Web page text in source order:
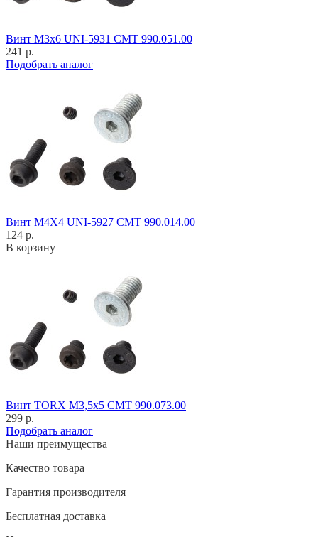
Винт M3x6 UNI-5931 CMT 990.051.00
241 р.
Подобрать аналог
Винт M4X4 UNI-5927 CMT 990.014.00
124 р.
В корзину
Винт TORX M3,5x5 CMT 990.073.00
299 р.
Подобрать аналог
Наши преимущества
Качество товара
Гарантия производителя
Бесплатная доставка